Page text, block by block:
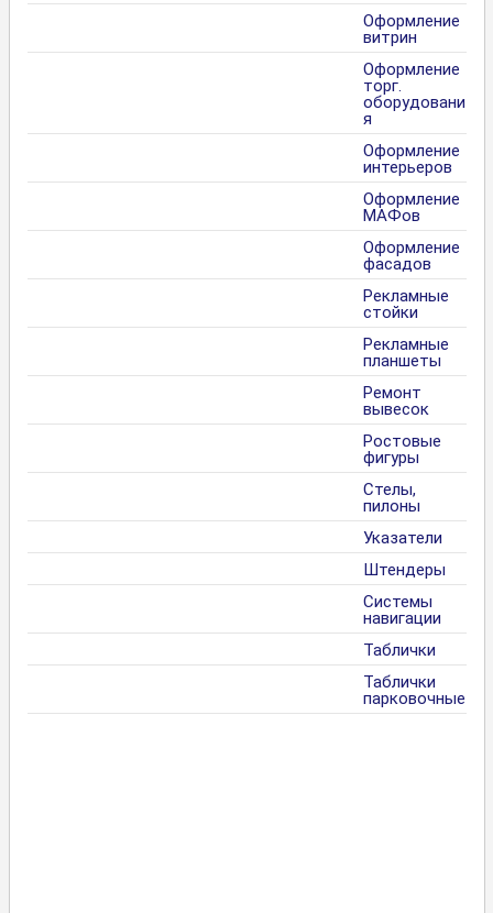
Оформление
витрин
Оформление
торг.
оборудовани
я
Оформление
интерьеров
Оформление
МАФов
Оформление
фасадов
Рекламные
стойки
Рекламные
планшеты
Ремонт
вывесок
Ростовые
фигуры
Стелы,
пилоны
Указатели
Штендеры
Системы
навигации
Таблички
Таблички
парковочные